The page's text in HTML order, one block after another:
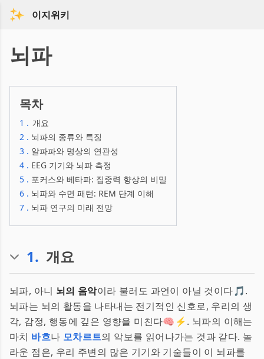
이지위키
뇌파
목차
1 . 개요
2 . 뇌파의 종류와 특징
3 . 알파파와 명상의 연관성
4 . EEG 기기와 뇌파 측정
5 . 포커스와 베타파: 집중력 향상의 비밀
6 . 뇌파와 수면 패턴: REM 단계 이해
7 . 뇌파 연구의 미래 전망
1. 개요
뇌파, 아니 뇌의 음악이라 불러도 과언이 아닐 것이다🎵.
뇌파는 뇌의 활동을 나타내는 전기적인 신호로, 우리의 생
각, 감정, 행동에 깊은 영향을 미친다🧠⚡. 뇌파의 이해는
마치 바흐나 모차르트의 악보를 읽어나가는 것과 같다. 놀
라운 점은, 우리 주변의 많은 기기와 기술들이 이 뇌파를